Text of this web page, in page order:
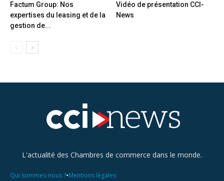
Factum Group: Nos
expertises du leasing et de la
gestion de...
Vidéo de présentation CCI-
News
L'actualité des Chambres de commerce dans le monde.
Qui sommes-nous ?•Mentions légales